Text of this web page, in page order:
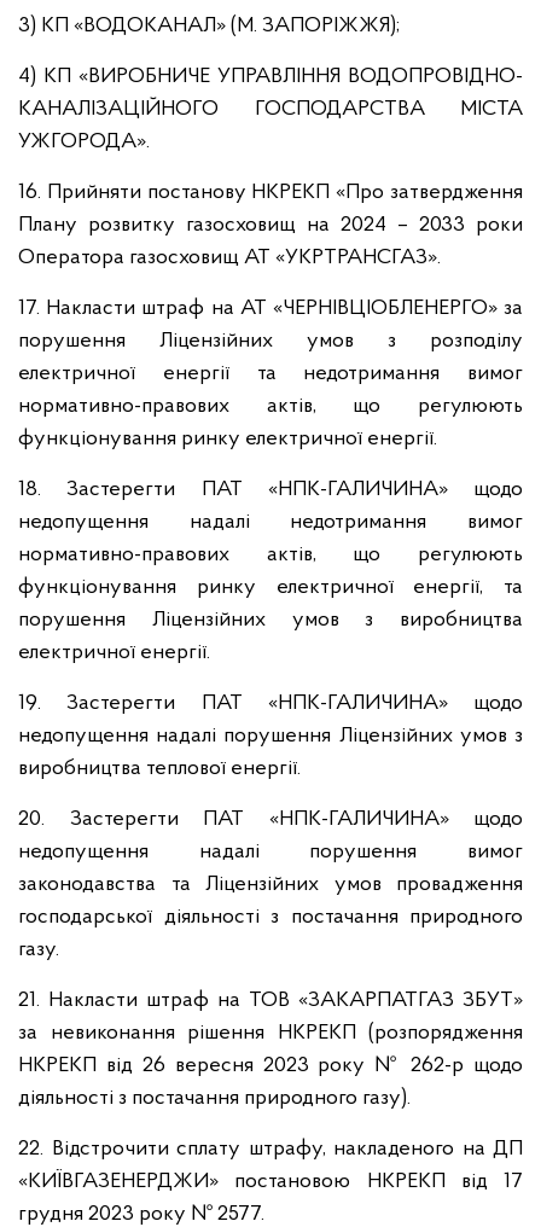
3) КП «ВОДОКАНАЛ» (М. ЗАПОРІЖЖЯ);
4) КП «ВИРОБНИЧЕ УПРАВЛІННЯ ВОДОПРОВІДНО-
КАНАЛІЗАЦІЙНОГО ГОСПОДАРСТВА МІСТА
УЖГОРОДА».
16. Прийняти постанову НКРЕКП «Про затвердження
Плану розвитку газосховищ на 2024 – 2033 роки
Оператора газосховищ АТ «УКРТРАНСГАЗ».
17. Накласти штраф на АТ «ЧЕРНІВЦІОБЛЕНЕРГО» за
порушення Ліцензійних умов з розподілу
електричної енергії та недотримання вимог
нормативно-правових актів, що регулюють
функціонування ринку електричної енергії.
18. Застерегти ПАТ «НПК-ГАЛИЧИНА» щодо
недопущення надалі недотримання вимог
нормативно-правових актів, що регулюють
функціонування ринку електричної енергії, та
порушення Ліцензійних умов з виробництва
електричної енергії.
19. Застерегти ПАТ «НПК-ГАЛИЧИНА» щодо
недопущення надалі порушення Ліцензійних умов з
виробництва теплової енергії.
20. Застерегти ПАТ «НПК-ГАЛИЧИНА» щодо
недопущення надалі порушення вимог
законодавства та Ліцензійних умов провадження
господарської діяльності з постачання природного
газу.
21. Накласти штраф на ТОВ «ЗАКАРПАТГАЗ ЗБУТ»
за невиконання рішення НКРЕКП (розпорядження
НКРЕКП від 26 вересня 2023 року № 262-р щодо
діяльності з постачання природного газу).
22. Відстрочити сплату штрафу, накладеного на ДП
«КИЇВГАЗЕНЕРДЖИ» постановою НКРЕКП від 17
грудня 2023 року № 2577.